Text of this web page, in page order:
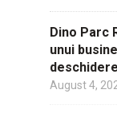
Dino Parc
unui
deschidere
August 4,